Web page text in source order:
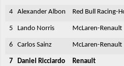
4 Alexander Albon Red Bull Racing-
5 Lando Norris McLaren-Renault
6 Carlos Sainz McLaren-Renault
7 Daniel Ricciardo Renault